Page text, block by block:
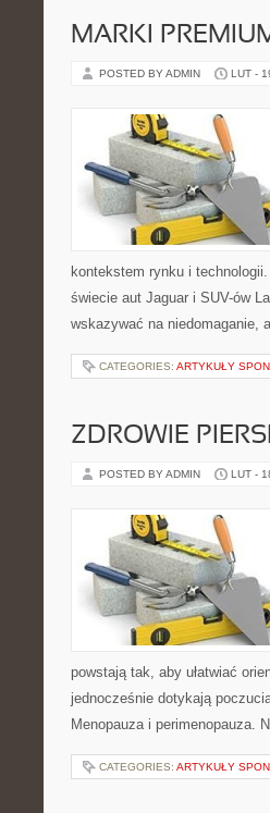
MARKI
POSTED BY ADMIN LUT -
kontekstem rynku i
świecie aut Jaguar i SUV-ów
wskazywać na niedomaganie,
CATEGORIES: ARTYKUŁY
ZDROWIE PIERSI
POSTED BY ADMIN LUT -
powstają tak, aby ułatwiać
jednocześnie dotykają
Menopauza i perimenopauza.
CATEGORIES: ARTYKUŁY